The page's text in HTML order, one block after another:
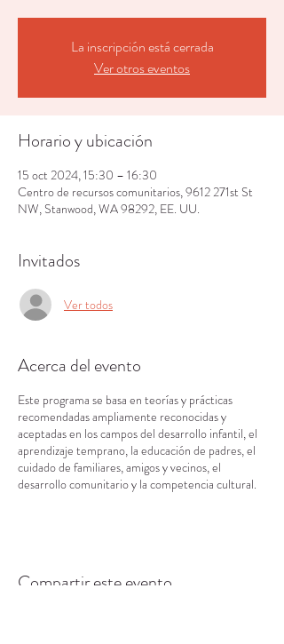
La inscripción está cerrada
Ver otros eventos
Horario y ubicación
15 oct 2024, 15:30 – 16:30
Centro de recursos comunitarios, 9612 271st St
NW, Stanwood, WA 98292, EE. UU.
Invitados
Ver todos
Acerca del evento
Este programa se basa en teorías y prácticas
recomendadas ampliamente reconocidas y
aceptadas en los campos del desarrollo infantil, el
aprendizaje temprano, la educación de padres, el
cuidado de familiares, amigos y vecinos, el
desarrollo comunitario y la competencia cultural.
Compartir este evento